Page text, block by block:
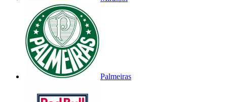
Palmeiras